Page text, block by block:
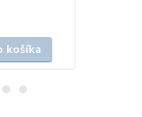
košíka